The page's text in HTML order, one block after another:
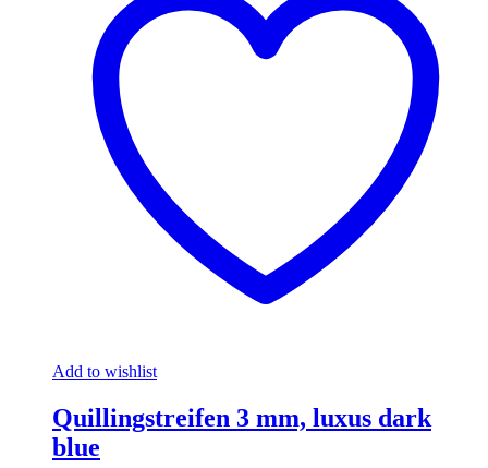
Add to wishlist
Quillingstreifen 3 mm, luxus dark
blue